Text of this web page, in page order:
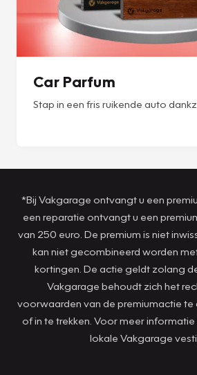
Car Parfum
Stap in een fris ruikende auto
*Bij Vakgarage ontvangt u een
een reparatie ontvangt u een
van 250 euro. De premium is niet
kan niet gecombineerd worden
kortingen. De actie geldt zolang
Vakgarage behoudt zich het
voorwaarden van de premiumactie te
of in te trekken. Voor meer informatie
lokale Vakgarage